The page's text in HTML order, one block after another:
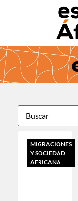
MIGRACIONES
Y SOCIEDAD
AFRICANA